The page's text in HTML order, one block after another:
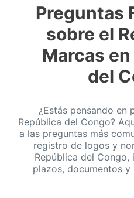
Preguntas
sobre el
Marcas
del
¿Estás pensando en
República del Congo?
a las preguntas más
registro de logos y
República del Congo,
plazos, documentos y